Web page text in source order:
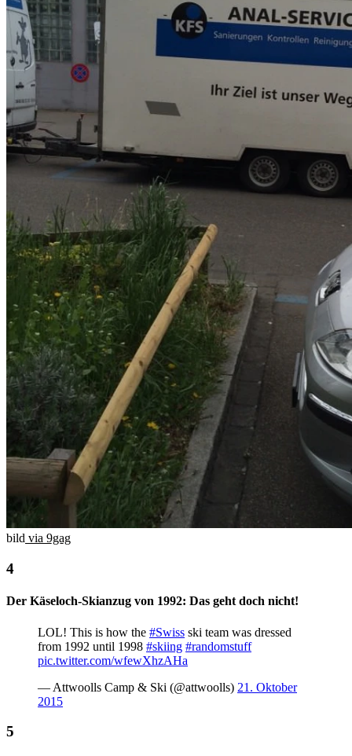
bild via 9gag
Der Käseloch-Skianzug von 1992: Das geht doch nicht!
LOL! This is how the #Swiss ski team was dressed
from 1992 until 1998 #skiing #randomstuff
pic.twitter.com/wfewXhzAHa
— Attwoolls Camp & Ski (@attwoolls) 21. Oktober
2015